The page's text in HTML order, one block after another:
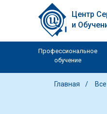
Центр
и
Профессиональное
обучение
Главная